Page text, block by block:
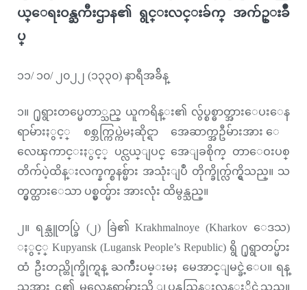
ယ္ေရးဝန္ႀကီးဌာန၏ ရွင္းလင္းခ်က္ အက်ဥ္းခ်ဳ
ပ္
၁၁/ ၁၀/ ၂၀၂၂ (၁၃၃၀) နာရီအခ်ိန္
၁။ ႐ုရွားတပ္မေတာ္သည္ ယူကရိန္း၏ လွ်ပ္စစ္ဓာတ္အားေပးေန
ရာမ်ားႏွင့္ စစ္ဘက္ကြပ္ကဲမႈဆိုင္ရာ အေဆာက္အဦမ်ားအား ေ
လေၾကာင္းႏွင့္ ပင္လယ္ျပင္ အေျခစိုက္ တာေဝးပစ္
တိက်ပဲ့ထိန္းလက္နက္စနစ္မ်ား အသုံးျပဳ တိုက္ခိုက္လ်က္ရွိသည္။ သ
တ္မွတ္ထားေသာ ပစ္မွတ္မ်ား အားလုံး ထိမွန္သည္။
၂။ ရန္သူတပ္ခြဲ (၂) ခြဲ၏ Krakhmalnoye (Kharkov ေဒသ)
ႏွင့္ Kupyansk (Lugansk People’s Republic) ရွိ ႐ုရွာတပ္မ်ား
ထံ ဦးတည္တိုက္ခိုက္ရန္ ႀကိဳးပမ္းမႈ မေအာင္ျမင္ခဲ့ေပ။ ရန္
သူအား ၎၏ မူလေနရာမ်ားသို ျပန္လည္တြန္းလွန္ႏိုင္ခဲ့သည္။